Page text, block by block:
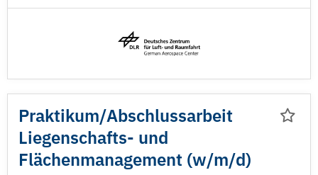
Praktikum/Abschlussarbeit
Liegenschafts- und
Flächenmanagement (w/m/d)